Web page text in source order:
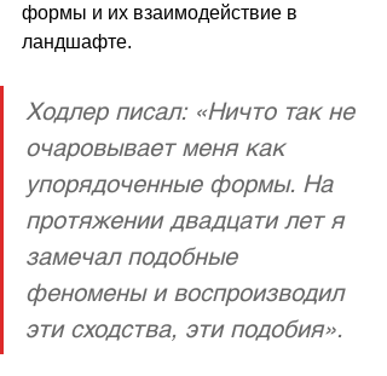
формы и их взаимодействие в
ландшафте.
Ходлер писал: «Ничто так не
очаровывает меня как
упорядоченные формы. На
протяжении двадцати лет я
замечал подобные
феномены и воспроизводил
эти сходства, эти подобия».